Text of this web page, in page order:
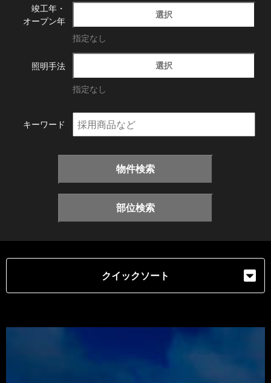
竣工年・
オープン年
選択
指定なし
照明手法 選択
指定なし
キーワード
物件検索
部位検索
クイックソート